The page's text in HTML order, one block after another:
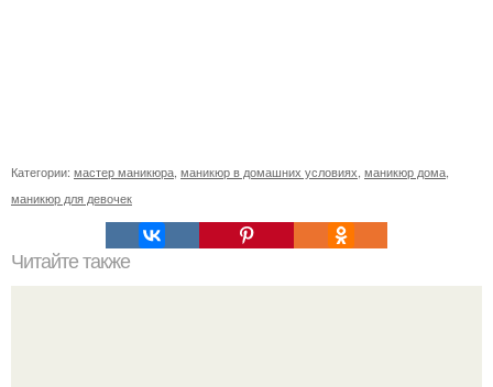
Категории: мастер маникюра маникюр в домашних условиях маникюр дома
маникюр для девочек
Читайте также